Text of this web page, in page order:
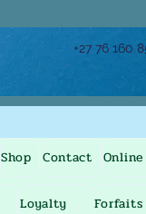
+27 76 160
Shop Contact
Loyalty